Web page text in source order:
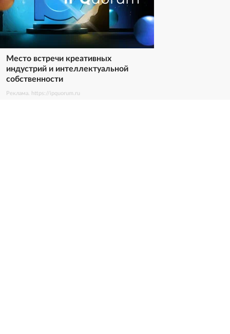
Место встречи креативных
индустрий и интеллектуальной
собственности
Реклама. https://ipquorum.ru